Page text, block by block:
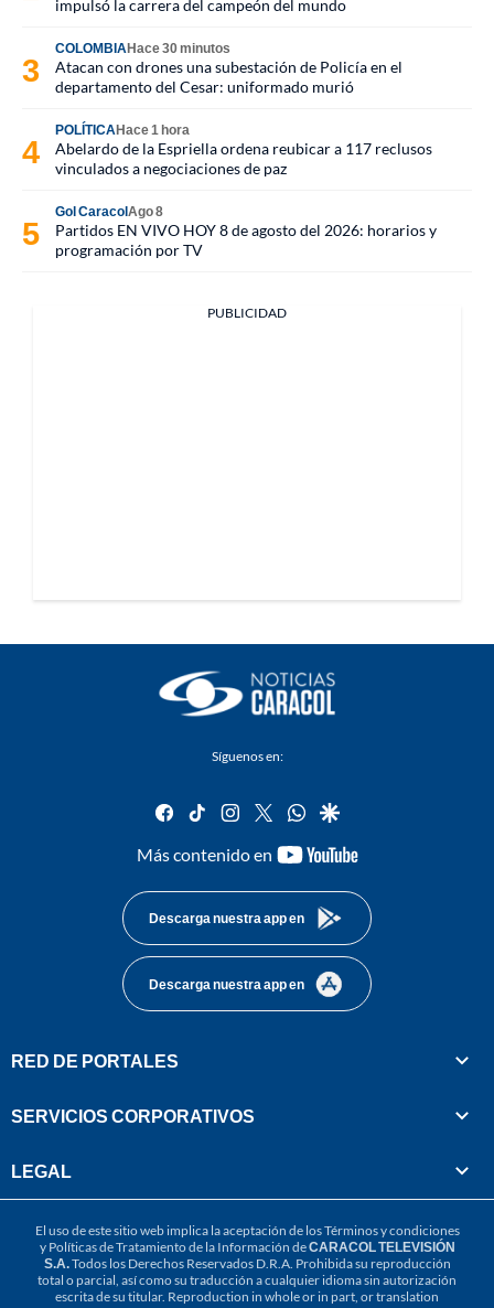
impulsó la carrera del campeón del mundo
COLOMBIAHace 30 minutos
Atacan con drones una subestación de Policía en el
departamento del Cesar: uniformado murió
POLÍTICAHace 1 hora
Abelardo de la Espriella ordena reubicar a 117 reclusos
vinculados a negociaciones de paz
Gol CaracolAgo 8
Partidos EN VIVO HOY 8 de agosto del 2026: horarios y
programación por TV
PUBLICIDAD
Síguenos en:
facebook
tiktok instagram
twitterwhatsapp
google
Más contenido en
youtube-
Descarga nuestra app en
Descarga nuestra app en
RED DE PORTALES
SERVICIOS CORPORATIVOS
LEGAL
El uso de este sitio web implica la aceptación de losTérminos y condiciones
y Políticas de Tratamiento de la Información deCARACOL TELEVISIÓN
S.A.Todos los Derechos Reservados D.R.A. Prohibida su reproducción
total o parcial, así como su traducción a cualquier idioma sin autorización
escrita de su titular. Reproduction in whole or in part, or translation